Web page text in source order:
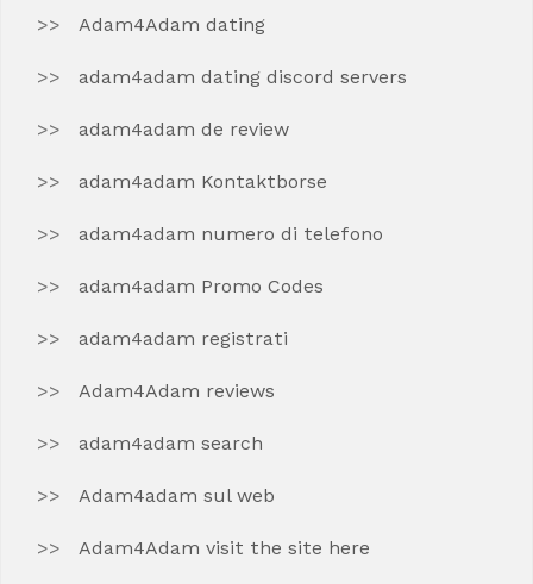
Adam4Adam dating
adam4adam dating discord servers
adam4adam de review
adam4adam Kontaktborse
adam4adam numero di telefono
adam4adam Promo Codes
adam4adam registrati
Adam4Adam reviews
adam4adam search
Adam4adam sul web
Adam4Adam visit the site here